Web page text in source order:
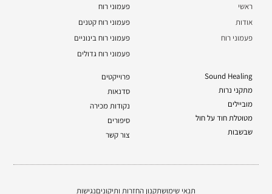
ראשי
אודות
פעמוני רוח
פעמוני רוח
פעמוני רוח קטנים
פעמוני רוח בינוניים
פעמוני רוח גדולים
Sound Healing
מתקני נרות
מוביילים
מטוטלת חוד על חול
שבשבות
פרוייקטים
סדנאות
נקודות מכירה
סיפורים
צור קשר
תנאי שימושתקנון החזרות ותיקוניםנגישות